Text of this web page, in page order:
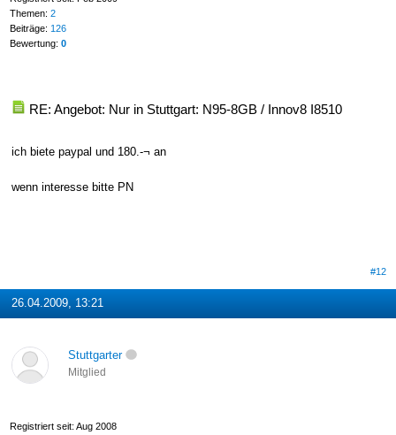
Themen: 2
Beiträge: 126
Bewertung: 0
RE: Angebot: Nur in Stuttgart: N95-8GB / Innov8 I8510
ich biete paypal und 180.-¬ an
wenn interesse bitte PN
#12
26.04.2009, 13:21
Stuttgarter
Mitglied
Registriert seit: Aug 2008